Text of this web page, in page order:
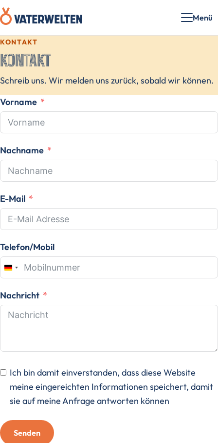
Menü
KONTAKT
KONTAKT
Schreib uns. Wir melden uns zurück, sobald wir können.
Vorname
Nachname
E-Mail
Telefon/Mobil
Germany
Nachricht
Ich bin damit einverstanden, dass diese Website
meine eingereichten Informationen speichert, damit
sie auf meine Anfrage antworten können
Senden